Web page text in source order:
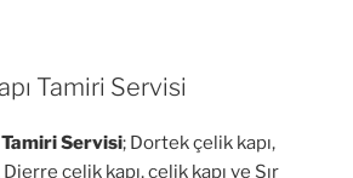
Tamiri Servisi
Tamiri Servisi; Dortek çelik kapı,
çelik kapı, çelik kapı ve Sır